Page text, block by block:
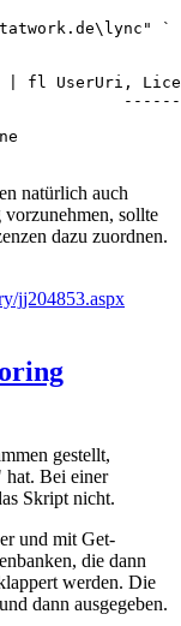
`
fl UserUri,
natürlich auch
sollte
dazu zuordnen.
jj204853.aspx
gestellt,
hat. Bei einer
Skript nicht.
und mit Get-
die dann
werden. Die
dann ausgegeben.